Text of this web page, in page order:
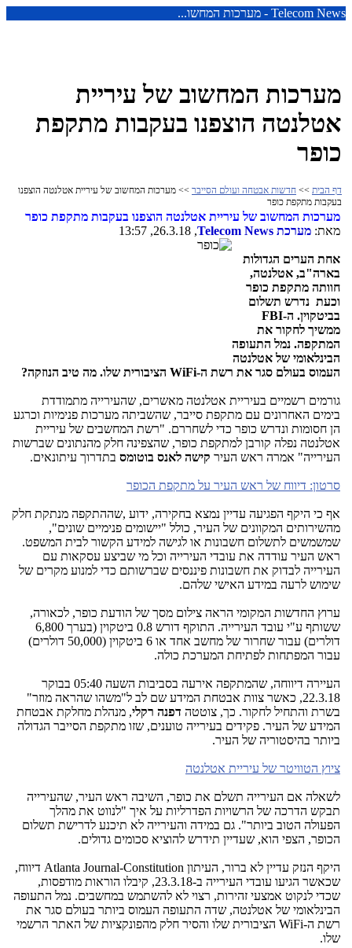
Telecom News - מערכות המחשו...
מערכות המחשוב של עיריית
אטלנטה הוצפנו בעקבות מתקפת
כופר
דף הבית >> חדשות אבטחה ועולם הסייבר >> מערכות המחשוב של עיריית אטלנטה הוצפנו
בעקבות מתקפת כופר
מערכות המחשוב של עיריית אטלנטה הוצפנו בעקבות מתקפת כופר
מאת: מערכת Telecom News
, 26.3.18, 13:57
אחת הערים הגדולות
בארה"ב, אטלנטה,
חוותה מתקפת כופר
וכעת נדרש תשלום
בביטקוין. ה-FBI
ממשיך לחקור את
המתקפה. נמל התעופה
הבינלאומי של אטלנטה
העמוס בעולם סגר את רשת ה-WiFi הציבורית שלו. מה טיב הנוזקה?
גורמים רשמיים בעיריית אטלנטה מאשרים, שהעירייה מתמודדת
בימים האחרונים עם מתקפת סייבר, שהשביתה מערכות פנימיות וכרגע
הן חסומות ונדרש כופר כדי לשחררם. "רשת המחשבים של עיריית
אטלנטה נפלה קורבן למתקפת כופר, שהצפינה חלק מהנתונים שברשות
העירייה" אמרה ראש העיר קישה לאנס בוטומס בתדרוך עיתונאים.
סרטון: דיווח של ראש העיר על מתקפת הכופר
אף כי היקף הפגיעה עדיין נמצא בחקירה, ידוע ,שההתקפה מנתקת חלק
מהשירותים המקוונים של העיר, כולל "יישומים פנימיים שונים",
שמשמשים לתשלום חשבונות או לגישה למידע הקשור לבית המשפט.
ראש העיר עודדה את עובדי העירייה וכל מי שביצע עסקאות עם
העירייה לבדוק את חשבונות פיננסים שברשותם כדי למנוע מקרים של
שימוש לרעה במידע האישי שלהם.
ערוץ החדשות המקומי הראה צילום מסך של הודעת כופר, לכאורה,
ששותף ע"י עובד העירייה. התוקף דורש 0.8 ביטקוין (בערך 6,800
דולרים) עבור שחרור של מחשב אחד או 6 ביטקוין (50,000 דולרים)
עבור המפתחות לפתיחת המערכת כולה.
העיירה דיווחה, שהמתקפה אירעה בסביבות השעה 05:40 בבוקר
22.3.18, כאשר צוות אבטחת המידע שם לב ל"משהו שהראה מוזר"
בשרת והתחיל לחקור. כך, צוטטה דפנה רקלי, מנהלת מחלקת אבטחת
המידע של העיר. פקידים בעירייה טוענים, שזו מתקפת הסייבר הגדולה
ביותר בהיסטוריה של העיר.
ציוץ הטוויטר של עיריית אטלנטה
לשאלה אם העירייה תשלם את כופר, השיבה ראש העיר, שהעירייה
תבקש הדרכה של הרשויות הפדרליות על איך "לנווט את מהלך
הפעולה הטוב ביותר". גם במידה והעירייה לא תיכנע לדרישת תשלום
הכופר, הצפי הוא, שעדיין תידרש להוציא סכומים גדולים.
היקף הנזק עדיין לא ברור, העיתון Atlanta Journal-Constitution דיווח,
שכאשר הגיעו עובדי העירייה ב-23.3.18, קיבלו הוראות מודפסות,
שכדי לנקוט אמצעי זהירות, רצוי לא להשתמש במחשבים. נמל התעופה
הבינלאומי של אטלנטה, שדה התעופה העמוס ביותר בעולם סגר את
רשת ה-WiFi הציבורית שלו והסיר חלק מהפונקציות של האתר הרשמי
שלו.